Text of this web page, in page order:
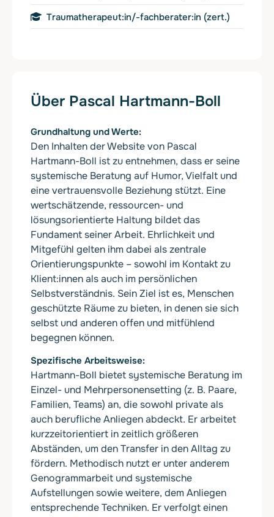
Traumatherapeut:in/-fachberater:in (zert.)
Über Pascal Hartmann-Boll
Grundhaltung und Werte
Den Inhalten der Website von Pascal
Hartmann-Boll ist zu entnehmen, dass er seine
systemische Beratung auf Humor, Vielfalt und
eine vertrauensvolle Beziehung stützt. Eine
wertschätzende, ressourcen- und
lösungsorientierte Haltung bildet das
Fundament seiner Arbeit. Ehrlichkeit und
Mitgefühl gelten ihm dabei als zentrale
Orientierungspunkte – sowohl im Kontakt zu
Klient:innen als auch im persönlichen
Selbstverständnis. Sein Ziel ist es, Menschen
geschützte Räume zu bieten, in denen sie sich
selbst und anderen offen und mitfühlend
begegnen können.
Spezifische Arbeitsweise
Hartmann-Boll bietet systemische Beratung im
Einzel- und Mehrpersonensetting (z. B. Paare,
Familien, Teams) an, die sowohl private als
auch berufliche Anliegen abdeckt. Er arbeitet
kurzzeitorientiert in zeitlich größeren
Abständen, um den Transfer in den Alltag zu
fördern. Methodisch nutzt er unter anderem
Genogrammarbeit und systemische
Aufstellungen sowie weitere, dem Anliegen
entsprechende Techniken. Er verfolgt einen